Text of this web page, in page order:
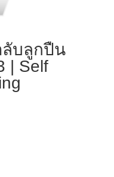
ลับลูกปืน
| Self